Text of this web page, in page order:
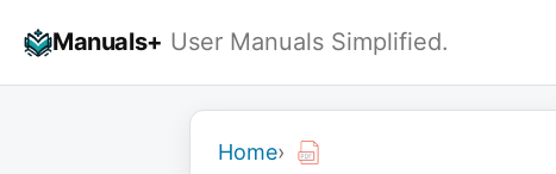
Manuals+ User Manuals Simplified.
Home›